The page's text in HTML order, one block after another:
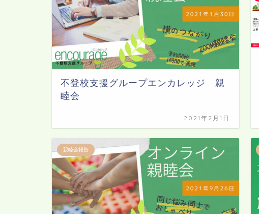
不登校支援グループエンカレッジ 親
睦会
2021年2月1日
親睦会報告